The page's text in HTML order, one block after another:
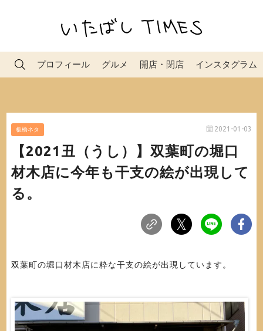
プロフィール グルメ 開店・閉店 インスタグラム
板橋ネタ 2021-01-03
【2021丑（うし）】双葉町の堀口
材木店に今年も干支の絵が出現して
る。
双葉町の堀口材木店に粋な干支の絵が出現しています。